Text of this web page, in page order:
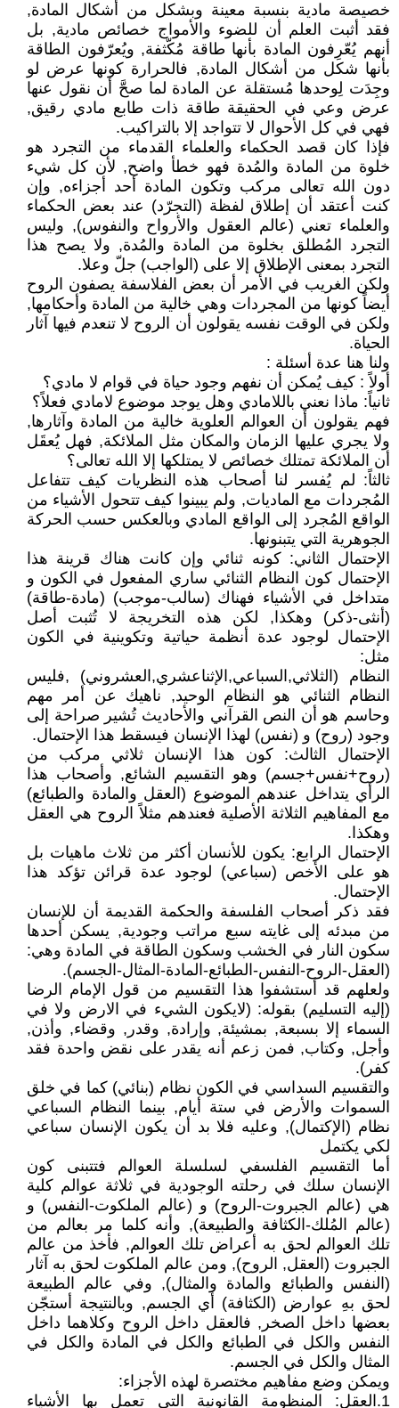
خصيصة مادية بنسبة معينة وبشكل من أشكال المادة,
فقد أثبت العلم أن للضوء والأمواج خصائص مادية, بل
أنهم يُعّرِفون المادة بأنها طاقة مُكّثفة, ويُعرّفون الطاقة
بأنها شكل من أشكال المادة, فالحرارة كونها عرض لو
وجِدَت لِوحدها مُستقلة عن المادة لما صحَّ أن نقول عنها
عرض وعي في الحقيقة طاقة ذات طابع مادي رقيق,
فهي في كل الأحوال لا تتواجد إلا بالتراكيب.
فإذا كان قصد الحكماء والعلماء القدماء من التجرد هو
خلوة من المادة والمُدة فهو خطأ واضح, لأن كل شيء
دون الله تعالى مركب وتكون المادة أحد أجزاءه, وإن
كنت أعتقد أن إطلاق لفظة (التجرّد) عند بعض الحكماء
والعلماء تعني (عالم العقول والأرواح والنفوس), وليس
التجرد المُطلق بخلوة من المادة والمُدة, ولا يصح هذا
التجرد بمعنى الإطلاق إلا على (الواجب) جلّ وعلا.
ولكن الغريب في الأمر أن بعض الفلاسفة يصفون الروح
أيضاً كونها من المجردات وهي خالية من المادة وأحكامها,
ولكن في الوقت نفسه يقولون أن الروح لا تنعدم فيها آثار
الحياة.
ولنا هنا عدة أسئلة :
أولاً : كيف يُمكن أن نفهم وجود حياة في قوام لا مادي؟
ثانياً: ماذا نعني باللامادي وهل يوجد موضوع لامادي فعلاً؟
فهم يقولون أن العوالم العلوية خالية من المادة وآثارها,
ولا يجري عليها الزمان والمكان مثل الملائكة, فهل يُعقَل
أن الملائكة تمتلك خصائص لا يمتلكها إلا الله تعالى؟
ثالثاً: لم يُفسر لنا أصحاب هذه النظريات كيف تتفاعل
المُجردات مع الماديات, ولم يبينوا كيف تتحول الأشياء من
الواقع المُجرد إلى الواقع المادي وبالعكس حسب الحركة
الجوهرية التي يتبنونها.
الإحتمال الثاني: كونه ثنائي وإن كانت هناك قرينة هذا
الإحتمال كون النظام الثنائي ساري المفعول في الكون و
متداخل في الأشياء فهناك (سالب-موجب) (مادة-طاقة)
(أنثى-ذكر) وهكذا, لكن هذه التخريجة لا تُثبت أصل
الإحتمال لوجود عدة أنظمة حياتية وتكوينية في الكون
مثل:
النظام (الثلاثي,السباعي,الإثناعشري,العشروني) ,فليس
النظام الثنائي هو النظام الوحيد, ناهيك عن أمر مهم
وحاسم هو أن النص القرآني والأحاديث تُشير صراحة إلى
وجود (روح) و (نفس) لهذا الإنسان فيسقط هذا الإحتمال.
الإحتمال الثالث: كون هذا الإنسان ثلاثي مركب من
(روح+نفس+جسم) وهو التقسيم الشائع, وأصحاب هذا
الرأي يتداخل عندهم الموضوع (العقل والمادة والطبائع)
مع المفاهيم الثلاثة الأصلية فعندهم مثلاً الروح هي العقل
وهكذا.
الإحتمال الرابع: يكون للأنسان أكثر من ثلاث ماهيات بل
هو على الأخص (سباعي) لوجود عدة قرائن تؤكد هذا
الإحتمال.
فقد ذكر أصحاب الفلسفة والحكمة القديمة أن للإنسان
من مبدئه إلى غايته سبع مراتب وجودية, يسكن أحدها
سكون النار في الخشب وسكون الطاقة في المادة وهي:
(العقل-الروح-النفس-الطبائع-المادة-المثال-الجسم).
ولعلهم قد أستشفوا هذا التقسيم من قول الإمام الرضا
(إليه التسليم) بقوله: (لايكون الشيء في الارض ولا في
السماء إلا بسبعة, بمشيئة, وإرادة, وقدر, وقضاء, وأذن,
وأجل, وكتاب, فمن زعم أنه يقدر على نقض واحدة فقد
كفر).
والتقسيم السداسي في الكون نظام (بنائي) كما في خلق
السموات والأرض في ستة أيام, بينما النظام السباعي
نظام (الإكتمال), وعليه فلا بد أن يكون الإنسان سباعي
لكي يكتمل
أما التقسيم الفلسفي لسلسلة العوالم فتتبنى كون
الإنسان سلك في رحلته الوجودية في ثلاثة عوالم كلية
هي (عالم الجبروت-الروح) و (عالم الملكوت-النفس) و
(عالم المُلك-الكثافة والطبيعة), وأنه كلما مر بعالم من
تلك العوالم لحق به أعراض تلك العوالم, فأخذ من عالم
الجبروت (العقل, الروح), ومن عالم الملكوت لحق به آثار
(النفس والطبائع والمادة والمثال), وفي عالم الطبيعة
لحق بهِ عوارض (الكثافة) أي الجسم, وبالنتيجة أستجّن
بعضها داخل الصخر, فالعقل داخل الروح وكلاهما داخل
النفس والكل في الطبائع والكل في المادة والكل في
المثال والكل في الجسم.
ويمكن وضع مفاهيم مختصرة لهذه الأجزاء:
1.العقل: المنظومة القانونية التي تعمل بها الأشياء